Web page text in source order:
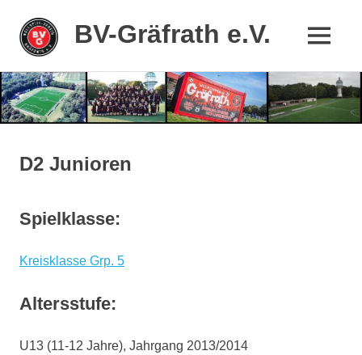
Zum
Inhalt
springen
BV-Gräfrath e.V.
Stadtteil,
mein
Verein
MENÜ
D2 Junioren
Spielklasse:
Kreisklasse Grp. 5
Altersstufe:
U13 (11-12 Jahre), Jahrgang 2013/2014